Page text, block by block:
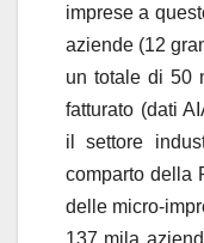
imprese a
aziende (12
un totale di 50
fatturato (dati
il settore
comparto della
delle micro-
137 mila